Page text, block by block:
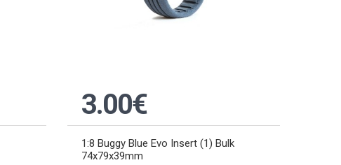
3.00€
1:8 Buggy Blue Evo Insert (1) Bulk
74x79x39mm